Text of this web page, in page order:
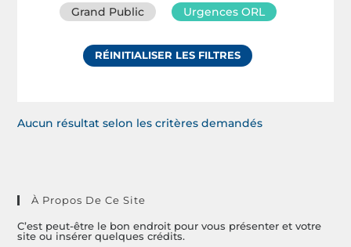
Grand Public
Urgences ORL
RÉINITIALISER LES FILTRES
Aucun résultat selon les critères demandés
À Propos De Ce Site
C’est peut-être le bon endroit pour vous présenter et votre
site ou insérer quelques crédits.